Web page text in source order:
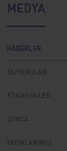
MEDYA
HABERLER
DUYURULAR
ETKİNLİKLER
LONCA
YAYINLARIMIZ